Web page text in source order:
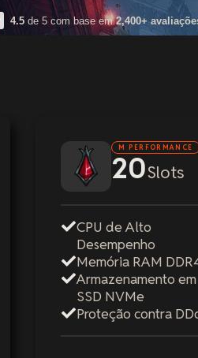
4.5 de 5 com base em2,400+
M PERFORMANCE
20Slots
CPU de Alto
Desempenho
Memória RAM
Armazenamento em
SSD NVMe
Proteção contra